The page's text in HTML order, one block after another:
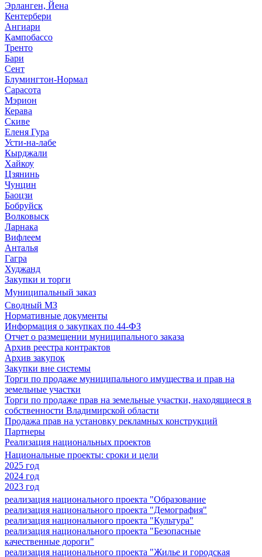
Эрланген, Йена
Кентербери
Ангиари
Кампобассо
Тренто
Бари
Сент
Блумингтон-Нормал
Сарасота
Мэрион
Керава
Скиве
Еленя Гура
Усти-на-лабе
Кырджали
Хайкоу
Цзянинь
Чунцин
Баоцзи
Бобруйск
Волковыск
Ларнака
Вифлеем
Анталья
Гагра
Худжанд
Закупки и торги
Муниципальный заказ
Сводный МЗ
Нормативные документы
Информация о закупках по 44-ФЗ
Отчет о размещении муниципального заказа
Архив реестра контрактов
Архив закупок
Закупки вне системы
Торги по продаже муниципального имущества и прав на
земельные участки
Торги по продаже прав на земельные участки, находящиеся в
собственности Владимирской области
Продажа прав на установку рекламных конструкций
Партнеры
Реализация национальных проектов
Национальные проекты: сроки и цели
2025 год
2024 год
2023 год
реализация национального проекта "Образование
реализация национального проекта "Демография"
реализация национального проекта "Культура"
реализация национального проекта "Безопасные
качественные дороги"
реализация национального проекта "Жилье и городская